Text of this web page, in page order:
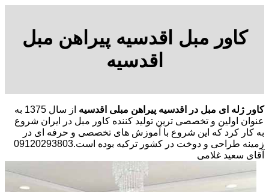
کاور مبل اقدسیه پیراهن مبل
اقدسیه
کاور ژله ای مبل در اقدسیه پیراهن مبلی اقدسیه
از سال 1375 به
عنوان اولین و تخصصی ترین تولید کننده کاور مبل در ایران شروع
به کار کرد که این شروع با آموزش های تخصصی و حرفه ای در
زمینه طراحی و دوخت در کشور ترکیه بوده است.09120293803
آقای سعید غلامی